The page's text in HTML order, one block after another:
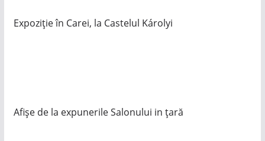
Expoziție în Carei, la Castelul Károlyi
Afișe de la expunerile Salonului in țară